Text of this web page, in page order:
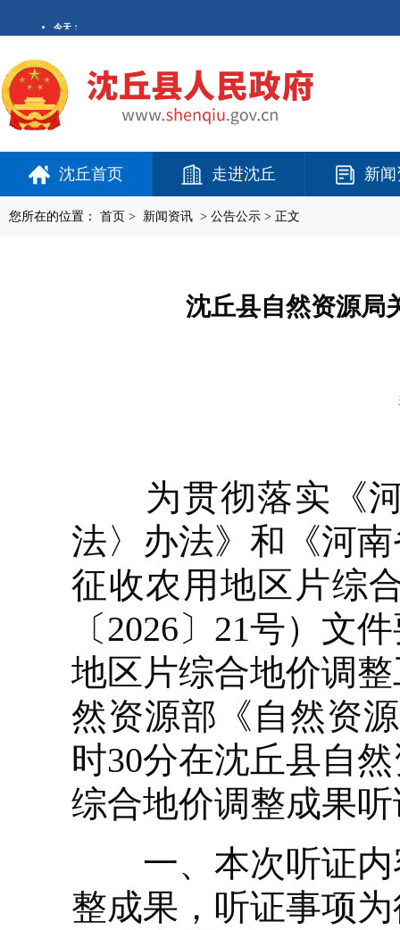
沈丘首页 走进沈丘 新
您所在的位置： 首页 > 新闻资讯 > 公告公示 > 正文
沈丘县自然资源局
为贯彻落实《河
法〉办法》和《河
征收农用地区片综
〔2026〕21号）文
地区片综合地价调
然资源部《自然资
时30分在沈丘县自
综合地价调整成果
一、本次听证内
整成果，听证事项